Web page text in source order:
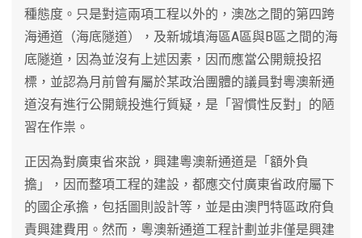
種態度。只是對這兩項工程以外的，澳氹之間的第四跨
海通道（海底隧道），及新城填海區A區與B區之間的海
底隧道，因為並沒有上述因素，因而應當公開競投招
標，並認為月前曾有屬於某政治團體的議員對粵澳新通
道沒有進行公開競投進行質疑，是「習慣性反對」的陋
習在作祟。
正因為對廣東省來說，興建粵澳新通道是「額外負
擔」，因而整項工程的建設，都應交付廣東省政府屬下
的國企承擔，包括圖則設計等，並是由澳門特區政府負
責興建費用。然而，粵澳新通道工程計劃並非僅是興建